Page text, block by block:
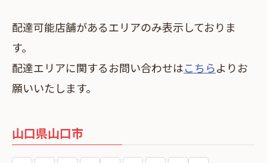
配達可能店舗があるエリアのみ表示しておりま
す。
配達エリアに関するお問い合わせはこちらよりお
願いいたします。
山口県山口市